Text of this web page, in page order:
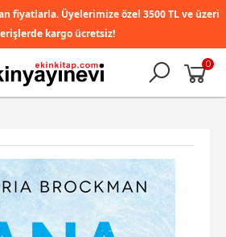
fiyatlarla. Üyelerimize özel 3500 TL ve üzeri
kargo ücretsiz!
0